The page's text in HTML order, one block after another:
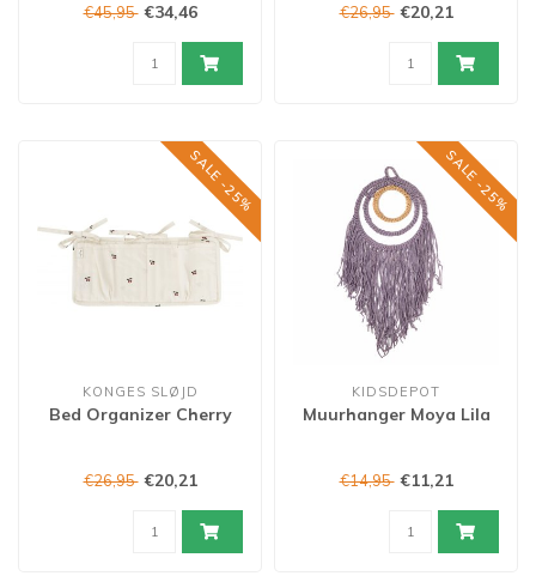
€45,95 €34,46 €26,95 €20,21
SALE -25%
KONGES SLØJD
Bed Organizer Cherry
€26,95 €20,21
SALE -25%
KIDSDEPOT
Muurhanger Moya Lila
€14,95 €11,21